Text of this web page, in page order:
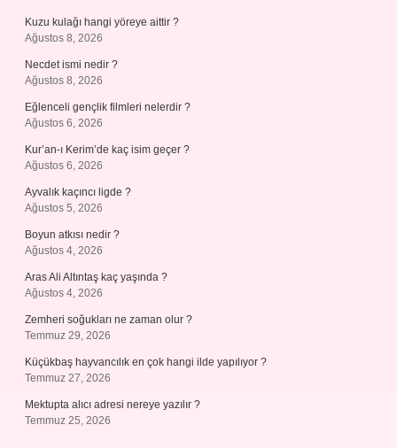
Kuzu kulağı hangi yöreye aittir ?
Ağustos 8, 2026
Necdet ismi nedir ?
Ağustos 8, 2026
Eğlenceli gençlik filmleri nelerdir ?
Ağustos 6, 2026
Kur’an-ı Kerim’de kaç isim geçer ?
Ağustos 6, 2026
Ayvalık kaçıncı ligde ?
Ağustos 5, 2026
Boyun atkısı nedir ?
Ağustos 4, 2026
Aras Ali Altıntaş kaç yaşında ?
Ağustos 4, 2026
Zemheri soğukları ne zaman olur ?
Temmuz 29, 2026
Küçükbaş hayvancılık en çok hangi ilde yapılıyor ?
Temmuz 27, 2026
Mektupta alıcı adresi nereye yazılır ?
Temmuz 25, 2026